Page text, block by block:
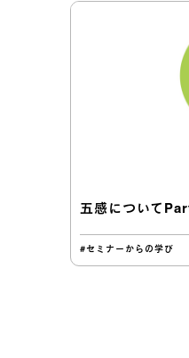
五感について
#セミナーからの学び